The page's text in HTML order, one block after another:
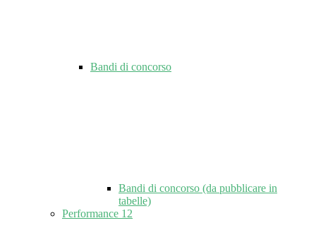
Bandi di concorso
Bandi di concorso (da pubblicare in
tabelle)
Performance 12